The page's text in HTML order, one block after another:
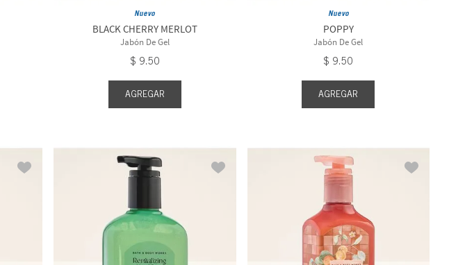
Nuevo
BLACK CHERRY MERLOT
Jabón De Gel
$ 9.50
AGREGAR
Nuevo
POPPY
Jabón De Gel
$ 9.50
AGREGAR